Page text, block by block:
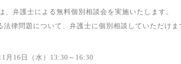
、弁護士による無料個別相談会を実施いたします。
法律問題について、弁護士に個別相談していただけ
月16日（水）13:30～16:30